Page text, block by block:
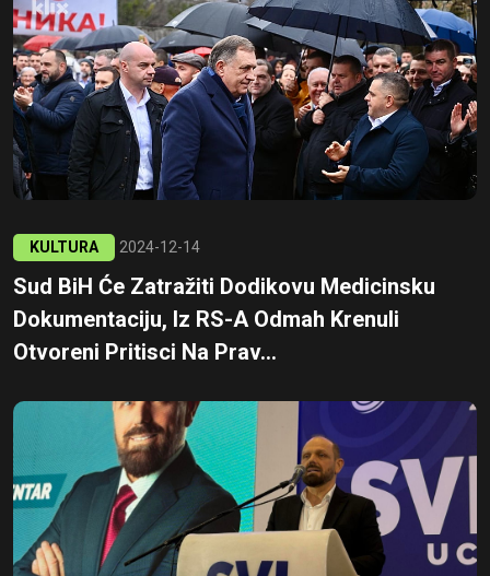
KULTURA 2024-12-14
Sud BiH Će Zatražiti Dodikovu Medicinsku
Dokumentaciju, Iz RS-A Odmah Krenuli
Otvoreni Pritisci Na Prav...